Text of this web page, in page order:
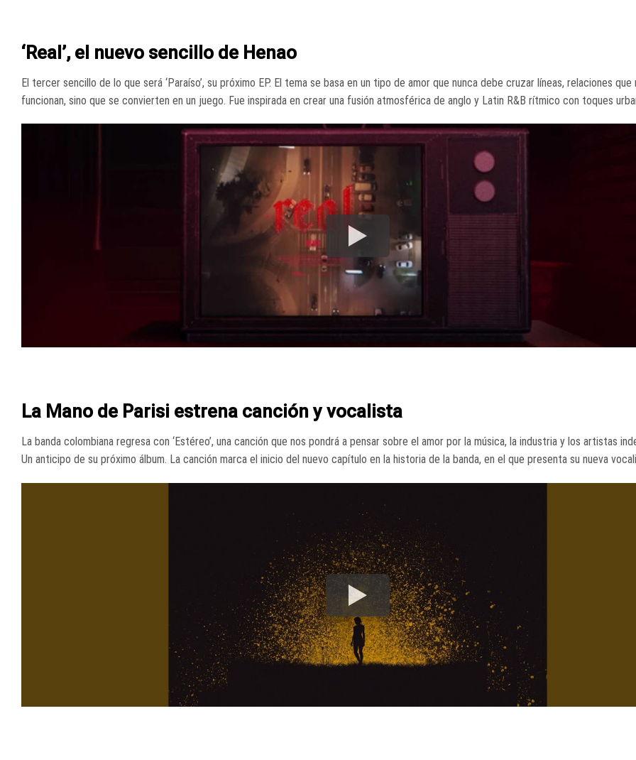
‘Real’, el nuevo sencillo de Henao
El tercer sencillo de lo que será ‘Paraíso’, su próximo EP. El tema se basa en un tipo de amor que nunca debe cruzar líneas, relaciones que
funcionan, sino que se convierten en un juego. Fue inspirada en crear una fusión atmosférica de anglo y Latin R&B rítmico con toques
La Mano de Parisi estrena canción y vocalista
La banda colombiana regresa con ‘Estéreo’, una canción que nos pondrá a pensar sobre el amor por la música, la industria y los artistas
Un anticipo de su próximo álbum. La canción marca el inicio del nuevo capítulo en la historia de la banda, en el que presenta su nueva